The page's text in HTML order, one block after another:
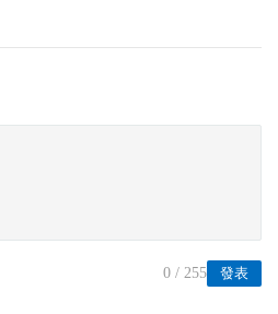
發表
0 / 255